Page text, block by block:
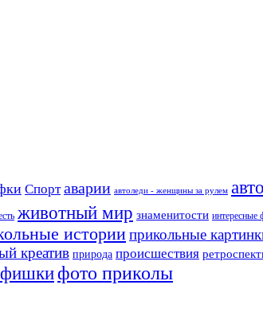
Спорт аварии автоледи - женщины за рулем
животный мир знаменитости интересные
историиприкольные
креатив природа происшествия
фишкифото приколы